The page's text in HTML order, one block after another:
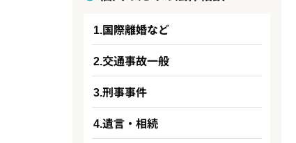
国際離婚など
交通事故一般
刑事事件
遺言・相続